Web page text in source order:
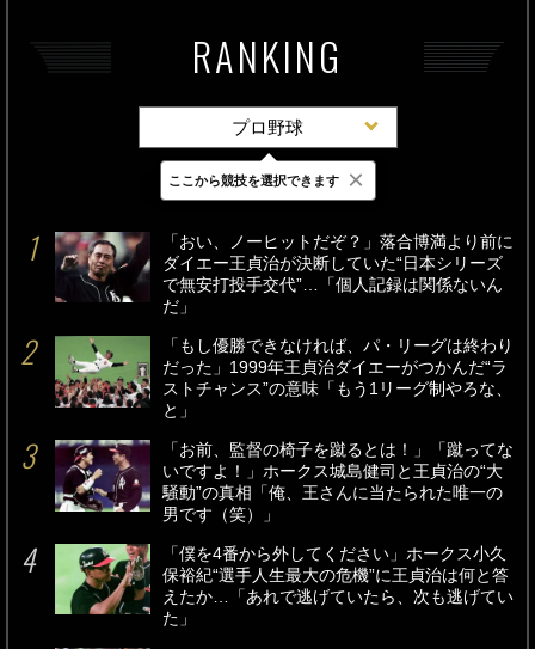
RANKING
プロ野球
最新 24時間 週間
「おい、ノーヒットだぞ？」落合博満より前に
ダイエー王貞治が決断していた“日本シリーズ
で無安打投手交代”…「個人記録は関係ないん
だ」
「もし優勝できなければ、パ・リーグは終わり
だった」1999年王貞治ダイエーがつかんだ“ラ
ストチャンス”の意味「もう1リーグ制やろな、
と」
「お前、監督の椅子を蹴るとは！」「蹴ってな
いですよ！」ホークス城島健司と王貞治の“大
騒動”の真相「俺、王さんに当たられた唯一の
男です（笑）」
「僕を4番から外してください」ホークス小久
保裕紀“選手人生最大の危機”に王貞治は何と答
えたか…「あれで逃げていたら、次も逃げてい
た」
ここから競技を選択できます ×